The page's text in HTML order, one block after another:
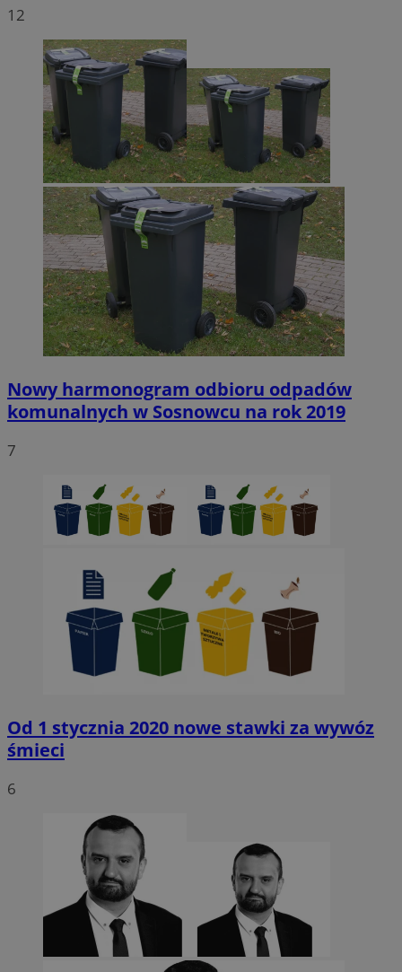
12
Nowy harmonogram odbioru odpadów
komunalnych w Sosnowcu na rok 2019
7
Od 1 stycznia 2020 nowe stawki za wywóz
śmieci
6